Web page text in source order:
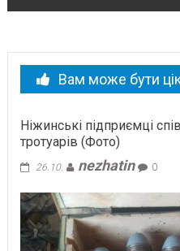
Вам може бути
Ніжинські підприємці
тротуарів (Фото)
26.10. nezhatin 0